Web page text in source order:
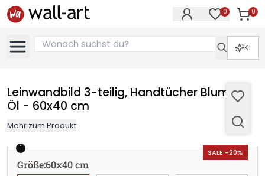
0 0
KI
Leinwandbild 3-teilig, Handtücher Blumen
Öl - 60x40 cm
Mehr zum Produkt
SALE -20%
1
Größe:60x40 cm